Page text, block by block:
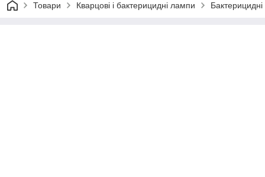
Товари Кварцові і бактерицидні лампи